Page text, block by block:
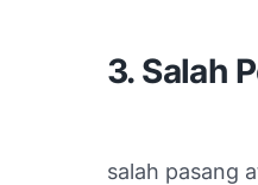
3. Salah
salah pasang